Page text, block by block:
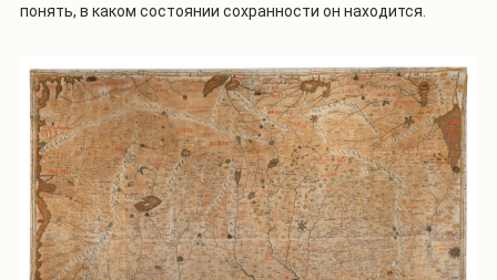
понять, в каком состоянии сохранности он находится.